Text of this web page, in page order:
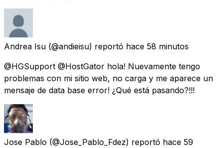
Andrea Isu (@andieisu) reportó hace 58 minutos
@HGSupport @HostGator hola! Nuevamente tengo
problemas con mi sitio web, no carga y me aparece un
mensaje de data base error! ¿Qué está pasando?!!!
Jose Pablo (@Jose_Pablo_Fdez) reportó hace 59